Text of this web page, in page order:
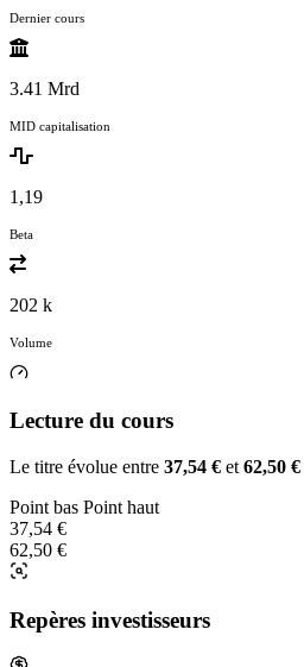
Dernier cours
3.41 Mrd
MID capitalisation
1,19
Beta
202 k
Volume
Lecture du cours
Le titre évolue entre 37,54 € et 62,50 €
Point bas Point haut
37,54 €
62,50 €
Repères investisseurs